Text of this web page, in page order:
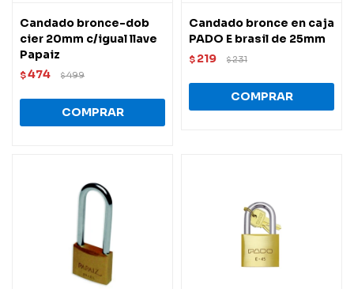
Candado bronce-dob
cier 20mm c/igual llave
Papaiz
$474 $499
Candado bronce en caja
PADO E brasil de 25mm
$ 219 $231